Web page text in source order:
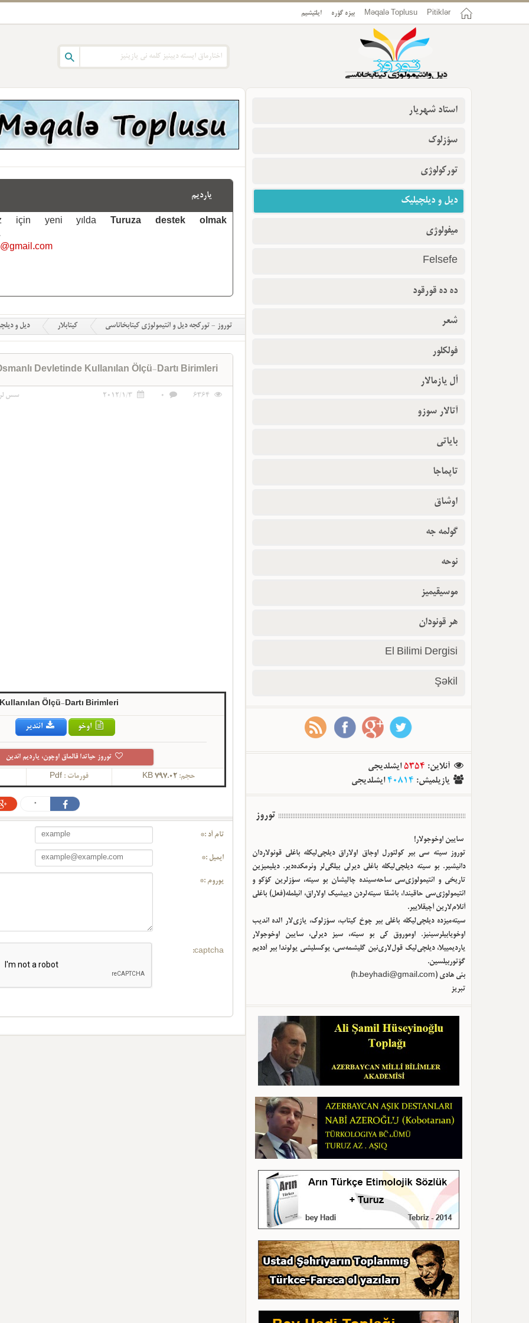
Pitiklər
Məqalə Toplusu بیزه گؤره ایلتیشیم
یاردیم
için yeni yılda
Turuza destek olmak
توروز - تورکجه دیل و ائتیمولوژی کیتابخاناسی کیتابلار دیل و
Devletinde Kullanılan Ölçü-Dartı Birimleri
6364
0
2012/1/3 سس
Ölçü-Dartı Birimleri
اوخو ائندیر
توروز حیاتدا قالماق اوچون، یاردیم ائدین
حجم:797.02 KB فورمات : Pdf
0
تام آد :*
ایمیل :*
یوروم :*
captcha:
استاد شهریار
سؤزلوک
تورکولوژی
دیل و دیلچیلیک
میفولوژی
Felsefe
ده ده قورقود
شعر
فولکلور
أل یازمالار
آتالار سوزو
بایاتی
تاپماجا
اوشاق
گولمه جه
نوحه
موسیقیمیز
هر قونودان
El Bilimi Dergisi
Şəkil
آنلاین:
5354ایشلدیجی
یازیلمیش:
40814ایشلدیجی
توروز
سایین اوخوجولار!
توروز سیته سی بیر کولتورل اوجاق اولا‌راق دیلچی‌لیکله باغلی قونولاردان
دانیشیر. بو سیته دیلچی‌لیکله باغلی دیرلی بیلگی‌لر وئرمکده‌دیر. دیلیمیزین
تاریخی و ائتیمولوژی‌سی ساحه‌سینده چالیشان بو سیته، سؤزلرین کؤکو و
ائتیمولوژی‌سی حاقیندا، باشقا سیته‌لردن دییشیک اولا‌راق، ائیلمله(فعل) باغلی
آنلام‌لارین آچیقلاییر.
سیته‌میزده دیلچی‌لیکله باغلی بیر چوخ کیتاب، سؤزلوک، یازی‌لار الده ائدیب
اوخویابیلرسینیز. اوموروق کی بو سیته، سیز دیرلی، سایین اوخوجولار
یاردیمییلا، دیلچی‌لیک قول‌لاری‌نین گلیشمه‌سی، یوکسلیشی یولوندا بیر آددیم
گؤتوربیلسین.
بئی هادی (h.beyhadi@gmail.com
)
تبریز